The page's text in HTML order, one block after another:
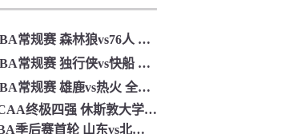
04月06日 NBA常规赛 森林狼vs76人 全场录像
04月06日 NBA常规赛 独行侠vs快船 全场录像
04月06日 NBA常规赛 雄鹿vs热火 全场录像
04月06日 NCAA终极四强 休斯敦大学vs杜克大学 全场录像
04月05日 CBA季后赛首轮 山东vs北控 全场录像